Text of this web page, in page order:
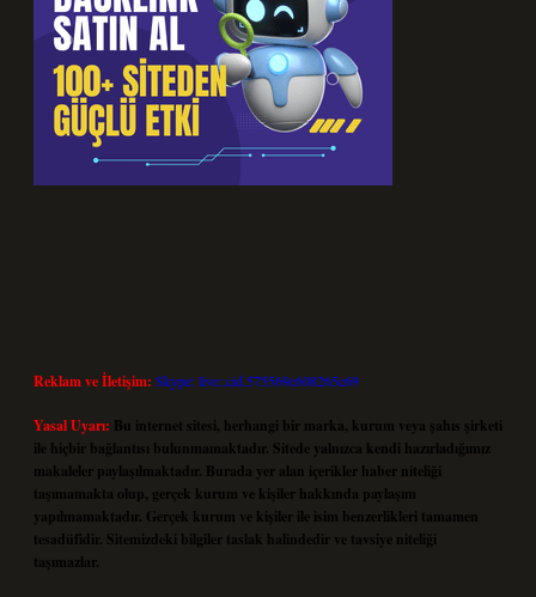
Reklam ve İletişim: Skype: live:.cid.575569c608265c69
Yasal Uyarı: Bu internet sitesi, herhangi bir marka, kurum veya şahıs şirketi
ile hiçbir bağlantısı bulunmamaktadır. Sitede yalnızca kendi hazırladığımız
makaleler paylaşılmaktadır. Burada yer alan içerikler haber niteliği
taşımamakta olup, gerçek kurum ve kişiler hakkında paylaşım
yapılmamaktadır. Gerçek kurum ve kişiler ile isim benzerlikleri tamamen
tesadüfidir. Sitemizdeki bilgiler taslak halindedir ve tavsiye niteliği
taşımazlar.